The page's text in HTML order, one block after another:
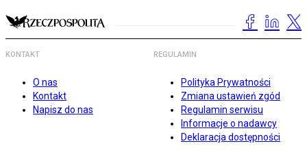
KONTAKT
O nas
Kontakt
Napisz do nas
REGULAMIN
Polityka Prywatności
Zmiana ustawień zgód
Regulamin serwisu
Informacje o nadawcy
Deklaracja dostępności